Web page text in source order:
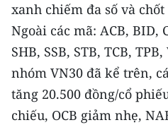
Chuyên trang Hà Nội
Chuyên trang TP. Hồ Chí
CHUYÊN ĐỀ
CÁC CHUYÊN TRANG
xanh chiếm đa số và
Ngoài các mã: ACB, BID,
SHB, SSB, STB, TCB,
nhóm VN30 đã kể trên,
tăng 20.500 đồng/cổ
chiếu, OCB giảm nhẹ,